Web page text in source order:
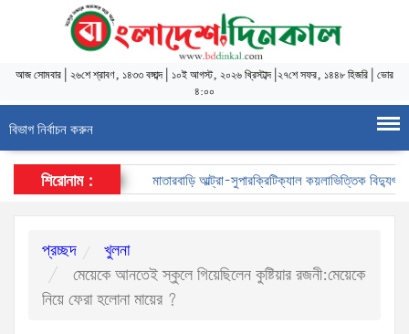
আজসোমবার ২৬শে শ্রাবণ, ১৪৩৩ বঙ্গাব্দ| ১০ই আগস্ট, ২০২৬ খ্রিস্টাব্দ| ২৭শে সফর, ১৪৪৮ হিজরি ভোর
৪:০০
বিভাগ নির্বাচন করুন
শিরোনাম : মাতারবাড়ি আল্ট্রা-সুপারক্রিটিক্যাল কয়লাভিত্তিক
প্রচ্ছদ
খুলনা
মেয়েকে আনতেই স্কুলে গিয়েছিলেন কুষ্টিয়ার রজনী:মেয়েকে
নিয়ে ফেরা হলোনা মায়ের ?